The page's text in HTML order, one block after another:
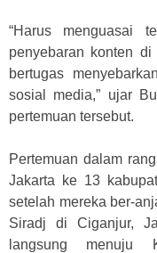
“Harus menguasai
penyebaran konten
bertugas
sosial media,” ujar
pertemuan tersebut.
Pertemuan dalam
Jakarta ke 13
setelah mereka ber-
Siradj di Ciganjur,
langsung menuju